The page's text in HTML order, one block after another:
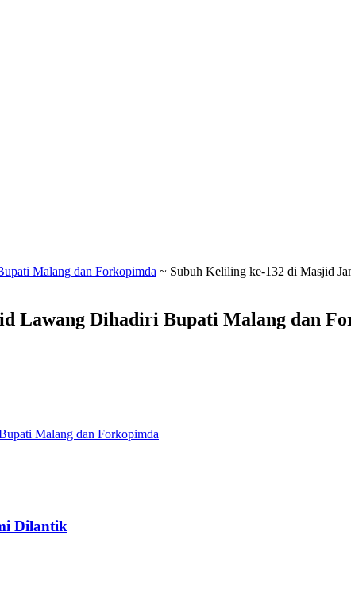
Malang dan Forkopimda ~ Subuh Keliling ke-132 di Masjid
Lawang Dihadiri Bupati Malang dan
Malang dan Forkopimda
Dilantik